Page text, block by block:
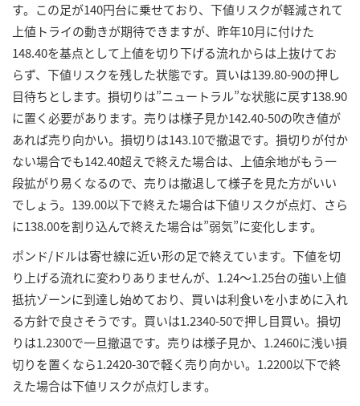
す。この足が140円台に乗せており、下値リスクが軽減されて
上値トライの動きが期待できますが、昨年10月に付けた
148.40を基点として上値を切り下げる流れからは上抜けてお
らず、下値リスクを残した状態です。買いは139.80-90の押し
目待ちとします。損切りは”ニュートラル”な状態に戻す138.90
に置く必要があります。売りは様子見か142.40-50の吹き値が
あれば売り向かい。損切りは143.10で撤退です。損切りが付か
ない場合でも142.40超えで終えた場合は、上値余地がもう一
段拡がり易くなるので、売りは撤退して様子を見た方がいい
でしょう。139.00以下で終えた場合は下値リスクが点灯、さら
に138.00を割り込んで終えた場合は”弱気”に変化します。
ポンド/ドルは寄せ線に近い形の足で終えています。下値を切
り上げる流れに変わりありませんが、1.24～1.25台の強い上値
抵抗ゾーンに到達し始めており、買いは利食いを小まめに入れ
る方針で良さそうです。買いは1.2340-50で押し目買い。損切
りは1.2300で一旦撤退です。売りは様子見か、1.2460に浅い損
切りを置くなら1.2420-30で軽く売り向かい。1.2200以下で終
えた場合は下値リスクが点灯します。